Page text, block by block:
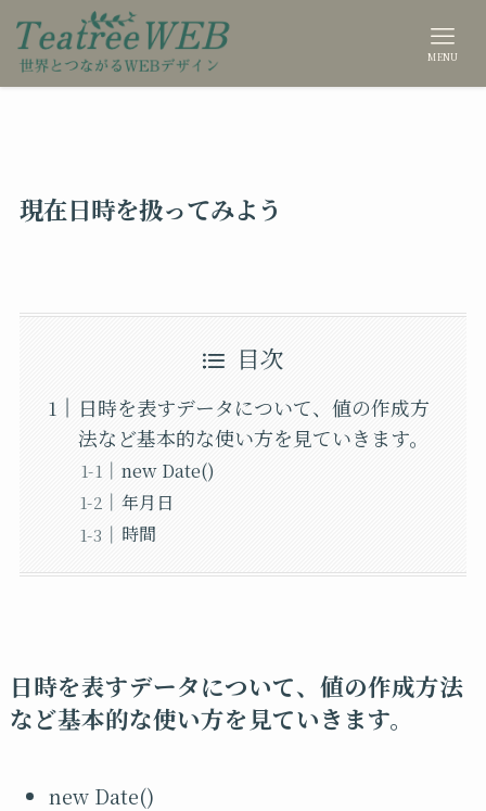
MENU
現在日時を扱ってみよう
目次
日時を表すデータについて、値の作成方
法など基本的な使い方を見ていきます。
new Date()
年月日
時間
日時を表すデータについて、値の作成方法
など基本的な使い方を見ていきます。
new Date()